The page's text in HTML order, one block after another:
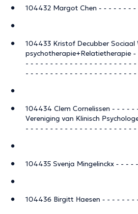
104432 Margot Chen - - - - - - -
104433 Kristof Decubber Sociaal
psychotherapie+Relatietherapie
- - - - - - - - - - - - - - - - - - - - - -
- - - - - - - - - - - - - - - - - - - - - - -
104434 Clem Cornelissen - - - - -
Vereniging van Klinisch
- - - - - - - - - - - - - - - - - - - - - -
104435 Svenja Mingelinckx - - -
104436 Birgitt Haesen - - - - - - -